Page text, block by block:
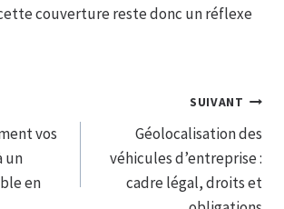
couverture reste donc un réflexe
vos
un
en
SUIVANT
Géolocalisation des
véhicules d’entreprise :
cadre légal, droits et